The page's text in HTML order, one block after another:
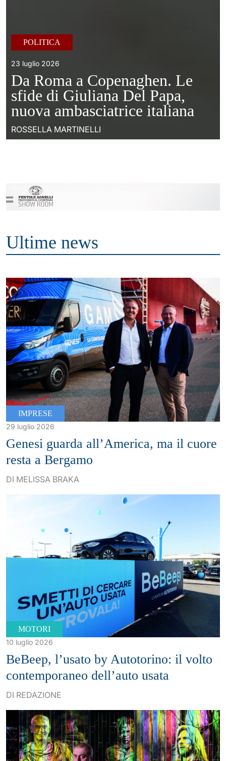
POLITICA
23 luglio 2026
Da Roma a Copenaghen. Le
sfide di Giuliana Del Papa,
nuova ambasciatrice italiana
ROSSELLA MARTINELLI
Ultime news
IMPRESE
29 luglio 2026
Genesi guarda all’America, ma il cuore
resta a Bergamo
DI MELISSA BRAKA
MOTORI
10 luglio 2026
BeBeep, l’usato by Autotorino: il volto
contemporaneo dell’auto usata
DI REDAZIONE